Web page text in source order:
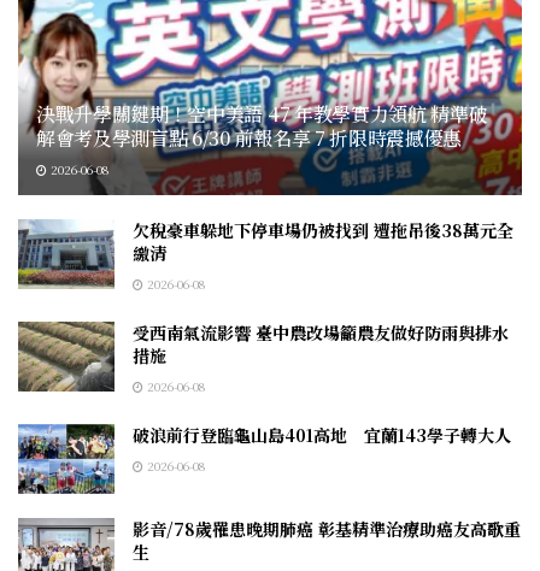
決戰升學關鍵期！空中美語 47 年教學實力領航 精準破
解會考及學測盲點 6/30 前報名享 7 折限時震撼優惠
2026-06-08
欠稅豪車躲地下停車場仍被找到 遭拖吊後38萬元全
繳清
2026-06-08
受西南氣流影響 臺中農改場籲農友做好防雨與排水
措施
2026-06-08
破浪前行登臨龜山島401高地 宜蘭143學子轉大人
2026-06-08
影音/78歲罹患晚期肺癌 彰基精準治療助癌友高歌重
生